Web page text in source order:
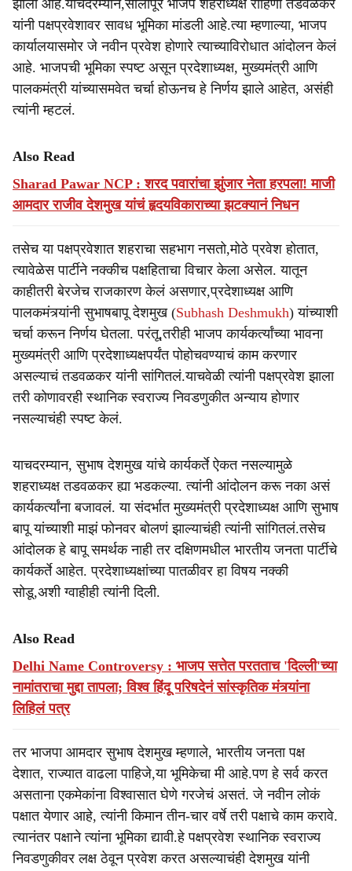
झाली आहे.याचदरम्यान,सोलापूर भाजप शहराध्यक्ष रोहिणी तडवळकर
यांनी पक्षप्रवेशावर सावध भूमिका मांडली आहे.त्या म्हणाल्या, भाजप
कार्यालयासमोर जे नवीन प्रवेश होणारे त्याच्याविरोधात आंदोलन केलं
आहे. भाजपची भूमिका स्पष्ट असून प्रदेशाध्यक्ष, मुख्यमंत्री आणि
पालकमंत्री यांच्यासमवेत चर्चा होऊनच हे निर्णय झाले आहेत, असंही
त्यांनी म्हटलं.
Also Read
Sharad Pawar NCP : शरद पवारांचा झुंजार नेता हरपला! माजी
आमदार राजीव देशमुख यांचं हृदयविकाराच्या झटक्यानं निधन
तसेच या पक्षप्रवेशात शहराचा सहभाग नसतो,मोठे प्रवेश होतात,
त्यावेळेस पार्टीने नक्कीच पक्षहिताचा विचार केला असेल. यातून
काहीतरी बेरजेच राजकारण केलं असणार,प्रदेशाध्यक्ष आणि
पालकमंत्र्यांनी सुभाषबापू देशमुख (Subhash Deshmukh) यांच्याशी
चर्चा करून निर्णय घेतला. परंतू,तरीही भाजप कार्यकर्त्यांच्या भावना
मुख्यमंत्री आणि प्रदेशाध्यक्षपर्यंत पोहोचवण्याचं काम करणार
असल्याचं तडवळकर यांनी सांगितलं.याचवेळी त्यांनी पक्षप्रवेश झाला
तरी कोणावरही स्थानिक स्वराज्य निवडणुकीत अन्याय होणार
नसल्याचंही स्पष्ट केलं.
याचदरम्यान, सुभाष देशमुख यांचे कार्यकर्ते ऐकत नसल्यामुळे
शहराध्यक्ष तडवळकर ह्या भडकल्या. त्यांनी आंदोलन करू नका असं
कार्यकर्त्यांना बजावलं. या संदर्भात मुख्यमंत्री प्रदेशाध्यक्ष आणि सुभाष
बापू यांच्याशी माझं फोनवर बोलणं झाल्याचंही त्यांनी सांगितलं.तसेच
आंदोलक हे बापू समर्थक नाही तर दक्षिणमधील भारतीय जनता पार्टीचे
कार्यकर्ते आहेत. प्रदेशाध्यक्षांच्या पातळीवर हा विषय नक्की
सोडू,अशी ग्वाहीही त्यांनी दिली.
Also Read
Delhi Name Controversy : भाजप सत्तेत परतताच 'दिल्ली'च्या
नामांतराचा मुद्दा तापला; विश्व हिंदू परिषदेनं सांस्कृतिक मंत्र्यांना
लिहिलं पत्र
तर भाजपा आमदार सुभाष देशमुख म्हणाले, भारतीय जनता पक्ष
देशात, राज्यात वाढला पाहिजे,या भूमिकेचा मी आहे.पण हे सर्व करत
असताना एकमेकांना विश्वासात घेणे गरजेचं असतं. जे नवीन लोकं
पक्षात येणार आहे, त्यांनी किमान तीन-चार वर्षे तरी पक्षाचे काम करावे.
त्यानंतर पक्षाने त्यांना भूमिका द्यावी.हे पक्षप्रवेश स्थानिक स्वराज्य
निवडणुकीवर लक्ष ठेवून प्रवेश करत असल्याचंही देशमुख यांनी